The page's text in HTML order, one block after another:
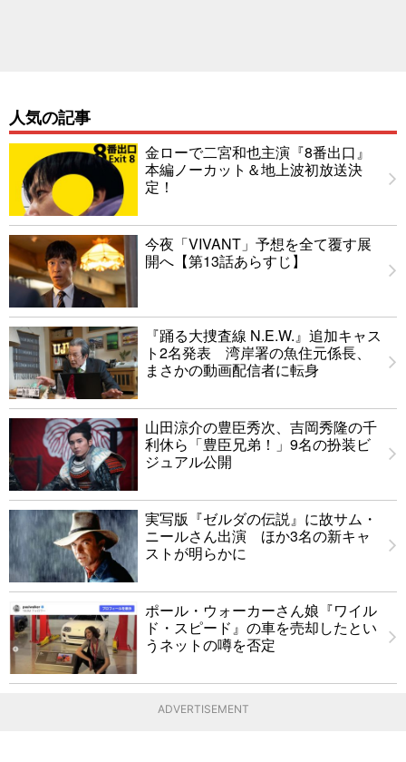
人気の記事
金ローで二宮和也主演『8番出口』
本編ノーカット＆地上波初放送決
定！
今夜「VIVANT」予想を全て覆す展
開へ【第13話あらすじ】
『踊る大捜査線 N.E.W.』追加キャス
ト2名発表 湾岸署の魚住元係長、
まさかの動画配信者に転身
山田涼介の豊臣秀次、吉岡秀隆の千
利休ら「豊臣兄弟！」9名の扮装ビ
ジュアル公開
実写版『ゼルダの伝説』に故サム・
ニールさん出演 ほか3名の新キャ
ストが明らかに
ポール・ウォーカーさん娘『ワイル
ド・スピード』の車を売却したとい
うネットの噂を否定
ADVERTISEMENT